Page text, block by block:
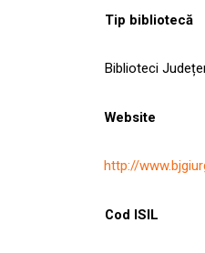
NOUTĂȚI
Tip bibliotecă
Biblioteci
Website
http://
Cod ISIL